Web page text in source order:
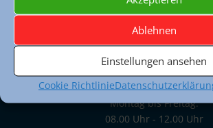
Ablehnen
Einstellungen ansehen
Cookie Richtlinie
Sekretariat
Raum: 108 (1.
069 212 44355 (Tel.)
069 212 44766 (Fax)
Montag bis Freitag:
08.00 Uhr - 12.00 Uhr